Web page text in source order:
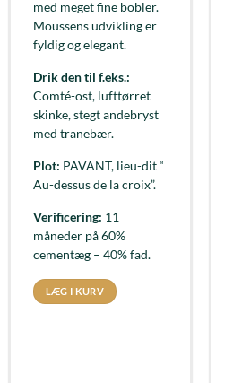
med meget fine bobler.
Moussens udvikling er
fyldig og elegant.
Drik den til f.eks.:
Comté-ost, lufttørret
skinke, stegt andebryst
med tranebær.
Plot: PAVANT, lieu-dit “
Au-dessus de la croix”.
Verificering: 11
måneder på 60%
cementæg – 40% fad.
LÆG I KURV